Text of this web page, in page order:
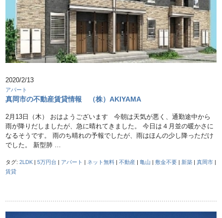
2020/2/13
アパート
真岡市の不動産賃貸情報 （株）AKIYAMA
2月13日（木） おはようございます 今朝は天気が悪く、通勤途中から
雨が降りだしましたが、急に晴れてきました。 今日は４月並の暖かさに
なるそうです。 雨のち晴れの予報でしたが、雨はほんの少し降っただけ
でした。 新型肺 …
タグ:2LDK |5万円台 アパート ネット無料 |不動産 |亀山 |敷金不要 新築 |真岡市
賃貸